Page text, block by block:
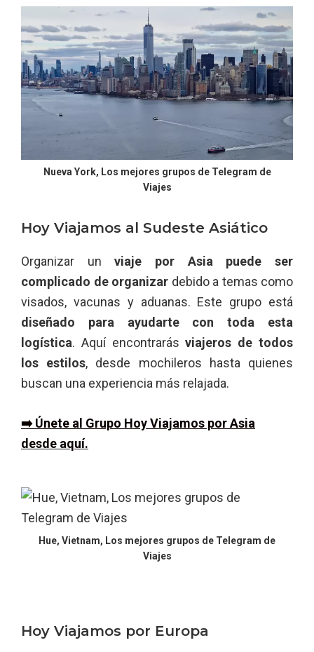
Nueva York, Los mejores grupos de Telegram de
Viajes
Hoy Viajamos al Sudeste Asiático
Organizar unviaje por Asia puede ser
complicado de organizar debido a temas como
visados, vacunas y aduanas. Este grupo está
diseñado para ayudarte con toda esta
logística. Aquí encontrarásviajeros de todos
los estilos, desde mochileros hasta quienes
buscan una experiencia más relajada.
➡️ Únete al Grupo Hoy Viajamos por Asia
desde aquí.
Hue, Vietnam, Los mejores grupos de Telegram de
Viajes
Hoy Viajamos por Europa